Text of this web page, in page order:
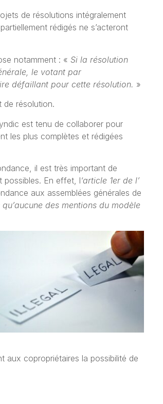
de résolutions intégralement
rédigés ne s’acteront
notamment : « Si la résolution
le votant par
défaillant pour cette résolution. »
de résolution.
est tenu de collaborer pour
les plus complètes et rédigées
il est très important de
possibles. En effet, l‘article 1er de l’
aux assemblées générales de
des mentions du modèle
aux copropriétaires la possibilité de